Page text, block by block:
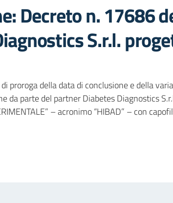
Decreto n.
S.r.l.
della data di conclusione e della
da parte del partner Diabetes Diagnostics
– acronimo “HIBAD” – con